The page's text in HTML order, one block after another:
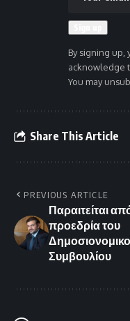
By signing up,
acknowledge
You may
Share This Article
PREVIOUS ARTICLE
Παραιτείται
προεδρία του
Συμβουλίου